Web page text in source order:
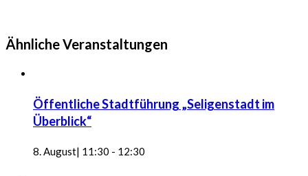
Ähnliche Veranstaltungen
Öffentliche Stadtführung „Seligenstadt im
Überblick“
8. August| 11:30 - 12:30